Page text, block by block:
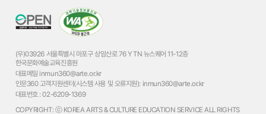
(우)03926 서울특별시 마포구 상암산로 76 YTN 뉴스퀘어 11-12층
한국문화예술교육진흥원
대표메일 inmun360@arte.or.kr
인문360 고객지원센터(시스템 사용 및 오류지원): inmun360@arte.or.kr
대표번호 :02-6209-1369
COPYRIGHT: ⓒ KOREA ARTS & CULTURE EDUCATION SERVICE ALL RIGHTS